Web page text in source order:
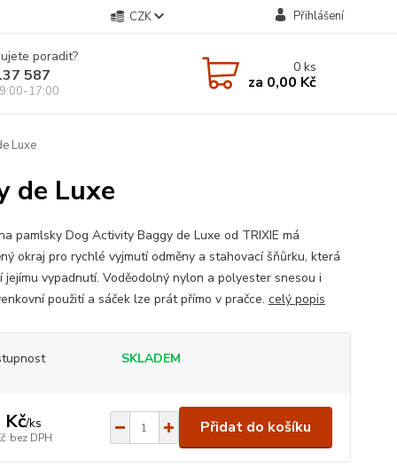
CZK Přihlášení
poradit?
587
17:00
0ks
za 0,00 Kč
Luxe
de Luxe
pamlsky Dog Activity Baggy de Luxe od TRIXIE má
okraj pro rychlé vyjmutí odměny a stahovací šňůrku, která
jejímu vypadnutí. Voděodolný nylon a polyester snesou i
použití a sáček lze prát přímo v pračce. celý popis
SKLADEM
Kč/ks
bez DPH
Přidat do košíku